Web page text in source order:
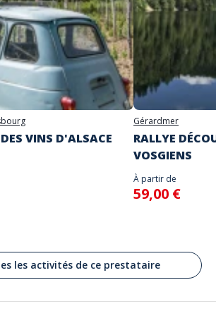
avec envoi des instructions de jeu
communiqués que lorsque vous serez sur place
jeu car la partie commencera
Suisse
VINS D'ALSACE
Gérardmer
RALLYE
VOSGIENS
À partir de
59,00 €
les activités de ce prestataire